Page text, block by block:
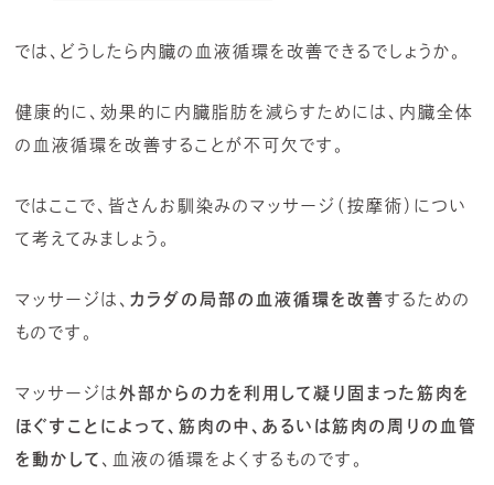
では、どうしたら内臓の血液循環を改善できるでしょうか。
健康的に、効果的に内臓脂肪を減らすためには、内臓全体
の血液循環を改善することが不可欠です。
ではここで、皆さんお馴染みのマッサージ（按摩術）につい
て考えてみましょう。
マッサージは、 カラダの局部の血液循環を改善するための
ものです。
マッサージは 外部からの力を利用して凝り固まった筋肉を
ほぐすことによって、筋肉の中、あるいは筋肉の周りの血管
を動かして 、血液の循環をよくするものです。